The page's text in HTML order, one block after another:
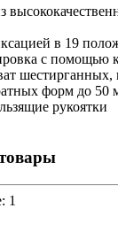
в 19
с помощью
шестирганных,
форм до 50
рукоятки
1